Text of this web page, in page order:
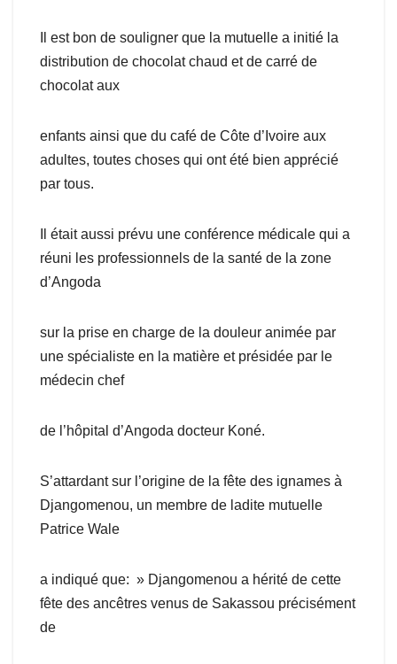
Il est bon de souligner que la mutuelle a initié la
distribution de chocolat chaud et de carré de
chocolat aux
enfants ainsi que du café de Côte d’Ivoire aux
adultes, toutes choses qui ont été bien apprécié
par tous.
Il était aussi prévu une conférence médicale qui a
réuni les professionnels de la santé de la zone
d’Angoda
sur la prise en charge de la douleur animée par
une spécialiste en la matière et présidée par le
médecin chef
de l’hôpital d’Angoda docteur Koné.
S’attardant sur l’origine de la fête des ignames à
Djangomenou, un membre de ladite mutuelle
Patrice Wale
a indiqué que: » Djangomenou a hérité de cette
fête des ancêtres venus de Sakassou précisément
de